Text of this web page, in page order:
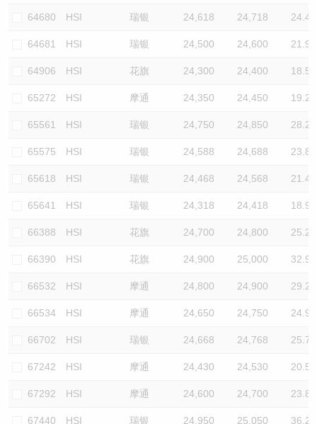
64680 HSI 瑞银 24,618 24,718 24.4
64681 HSI 瑞银 24,500 24,600 21.9
64906 HSI 花旗 24,300 24,400 18.5
65272 HSI 摩通 24,350 24,450 19.2
65561 HSI 瑞银 24,750 24,850 28.2
65575 HSI 瑞银 24,588 24,688 23.8
65618 HSI 瑞银 24,468 24,568 21.4
65641 HSI 瑞银 24,318 24,418 18.9
66388 HSI 花旗 24,700 24,800 25.2
66390 HSI 花旗 24,900 25,000 32.9
66532 HSI 摩通 24,800 24,900 29.2
66534 HSI 摩通 24,650 24,750 24.9
66702 HSI 瑞银 24,668 24,768 25.7
67242 HSI 摩通 24,430 24,530 20.5
67292 HSI 摩通 24,600 24,700 23.8
67440 HSI 瑞银 24,950 25,050 36.2